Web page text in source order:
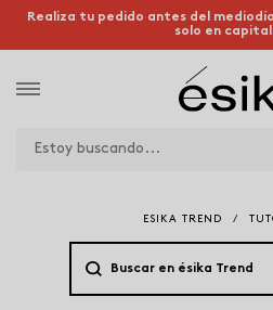
Realiza tu pedido antes del
solo en
ESIKA TREND /